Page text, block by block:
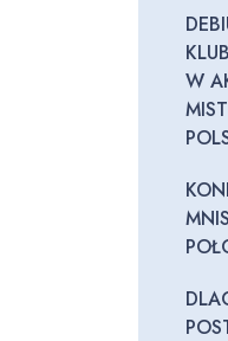
W